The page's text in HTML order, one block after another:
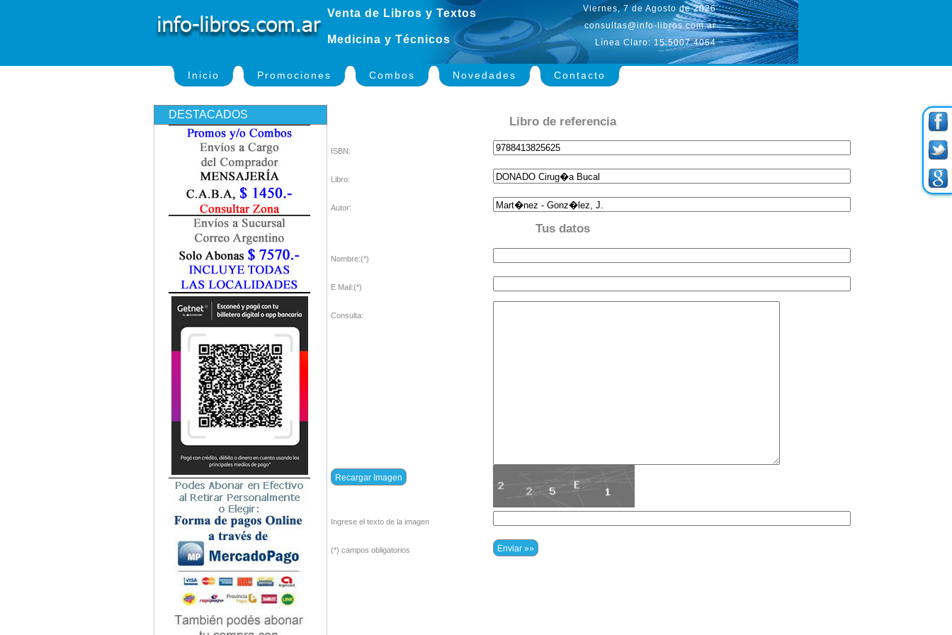
Venta de Libros y Textos
Medicina y Técnicos
Viernes, 7 de Agosto de 2026
consultas@info-libros.com.ar
Línea Claro: 15.5007.4064
Inicio Promociones Combos Novedades Contacto
DESTACADOS
Libro de referencia
ISBN:
Libro:
Autor:
Tus datos
Nombre:(*)
E Mail:(*)
Consulta:
Ingrese el texto de la imagen
(*) campos obligatorios